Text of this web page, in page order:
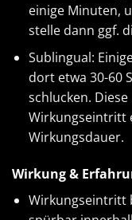
einige Minuten,
stelle dann ggf.
Sublingual:
dort etwa 30-60
schlucken.
Wirkungseintritt
Wirkungsdauer.
Wirkung &
Wirkungseintritt